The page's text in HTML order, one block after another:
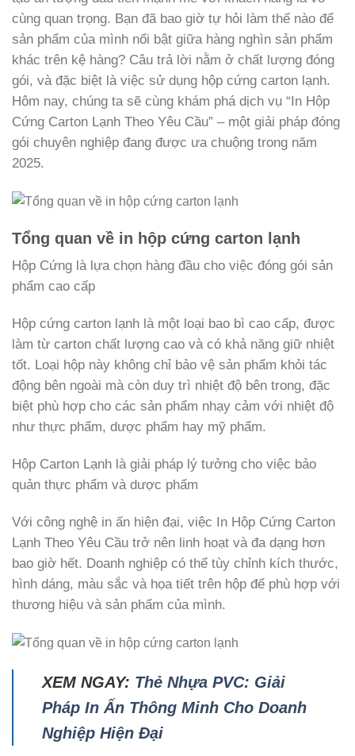
cùng quan trọng. Bạn đã bao giờ tự hỏi làm thế nào để
sản phẩm của mình nổi bật giữa hàng nghìn sản phẩm
khác trên kệ hàng? Câu trả lời nằm ở chất lượng đóng
gói, và đặc biệt là việc sử dụng hộp cứng carton lạnh.
Hôm nay, chúng ta sẽ cùng khám phá dịch vụ “In Hộp
Cứng Carton Lạnh Theo Yêu Cầu” – một giải pháp đóng
gói chuyên nghiệp đang được ưa chuộng trong năm
2025.
Tổng quan về in hộp cứng carton lạnh
Hộp Cứng là lựa chọn hàng đầu cho việc đóng gói sản
phẩm cao cấp
Hộp cứng carton lạnh là một loại bao bì cao cấp, được
làm từ carton chất lượng cao và có khả năng giữ nhiệt
tốt. Loại hộp này không chỉ bảo vệ sản phẩm khỏi tác
động bên ngoài mà còn duy trì nhiệt độ bên trong, đặc
biệt phù hợp cho các sản phẩm nhạy cảm với nhiệt độ
như thực phẩm, dược phẩm hay mỹ phẩm.
Hộp Carton Lạnh là giải pháp lý tưởng cho việc bảo
quản thực phẩm và dược phẩm
Với công nghệ in ấn hiện đại, việc In Hộp Cứng Carton
Lạnh Theo Yêu Cầu trở nên linh hoạt và đa dạng hơn
bao giờ hết. Doanh nghiệp có thể tùy chỉnh kích thước,
hình dáng, màu sắc và họa tiết trên hộp để phù hợp với
thương hiệu và sản phẩm của mình.
XEM NGAY: Thẻ Nhựa PVC: Giải
Pháp In Ấn Thông Minh Cho Doanh
Nghiệp Hiện Đại